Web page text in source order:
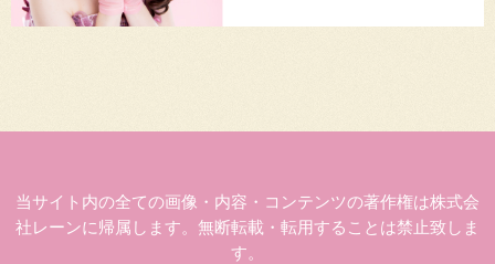
当サイト内の全ての画像・内容・コンテンツの著作権は株式会
社レーンに帰属します。無断転載・転用することは禁止致しま
す。